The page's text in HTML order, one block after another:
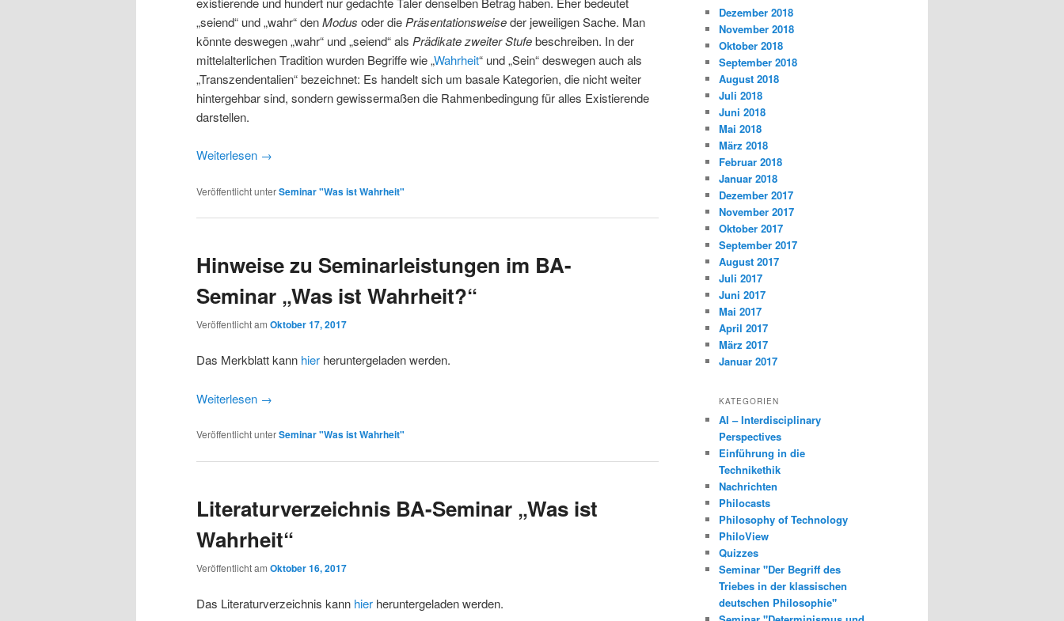
„seiend“ und „wahr“ denModus oder die Präsentationsweiseder jeweiligen Sache. Man
könnte deswegen „wahr“ und „seiend“ als Prädikate zweiter Stufebeschreiben. In der
mittelalterlichen Tradition wurden Begriffe wie „Wahrheit“ und „Sein“ deswegen auch als
„Transzendentalien“ bezeichnet: Es handelt sich um basale Kategorien, die nicht weiter
hintergehbar sind, sondern gewissermaßen die Rahmenbedingung für alles Existierende
darstellen.
Weiterlesen →
Veröffentlicht unterSeminar "Was ist Wahrheit"
Hinweise zu Seminarleistungen im BA-
Seminar „Was ist Wahrheit?“
Veröffentlicht am Oktober 17, 2017
Das Merkblatt kann hier heruntergeladen werden.
Weiterlesen →
Veröffentlicht unterSeminar "Was ist Wahrheit"
Literaturverzeichnis BA-Seminar „Was ist
Wahrheit“
Veröffentlicht am Oktober 16, 2017
Das Literaturverzeichnis kann hier heruntergeladen werden.
Dezember 2018
November 2018
Oktober 2018
September 2018
August 2018
Juli 2018
Juni 2018
Mai 2018
März 2018
Februar 2018
Januar 2018
Dezember 2017
November 2017
Oktober 2017
September 2017
August 2017
Juli 2017
Juni 2017
Mai 2017
April 2017
März 2017
Januar 2017
KATEGORIEN
AI – Interdisciplinary
Perspectives
Einführung in die
Technikethik
Nachrichten
Philocasts
Philosophy of Technology
PhiloView
Quizzes
Seminar "Der Begriff des
Triebes in der klassischen
deutschen Philosophie"